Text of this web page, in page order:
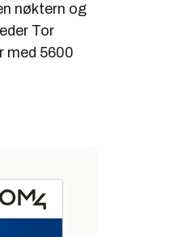
nøktern og
Tor
med 5600